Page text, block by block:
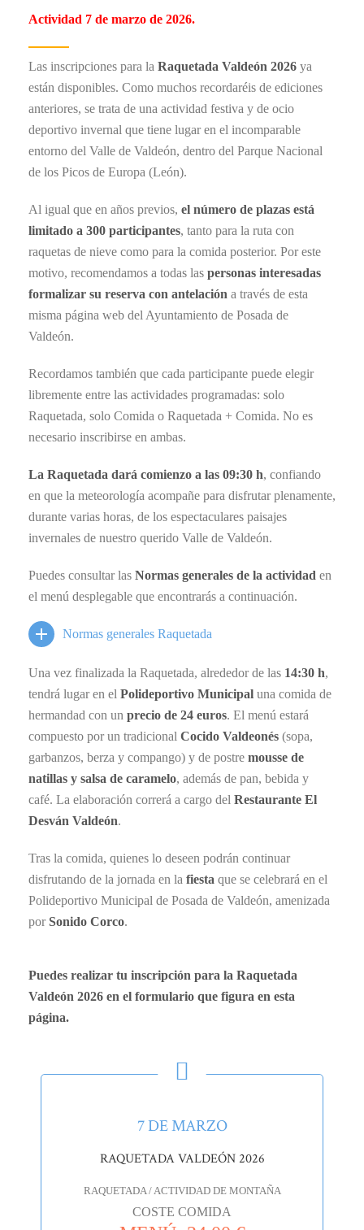
Actividad 7 de marzo de 2026.
Las inscripciones para la Raquetada Valdeón 2026 ya
están disponibles. Como muchos recordaréis de ediciones
anteriores, se trata de una actividad festiva y de ocio
deportivo invernal que tiene lugar en el incomparable
entorno del Valle de Valdeón, dentro del Parque Nacional
de los Picos de Europa (León).
Al igual que en años previos, el número de plazas está
limitado a 300 participantes, tanto para la ruta con
raquetas de nieve como para la comida posterior. Por este
motivo, recomendamos a todas las personas interesadas
formalizar su reserva con antelación a través de esta
misma página web del Ayuntamiento de Posada de
Valdeón.
Recordamos también que cada participante puede elegir
libremente entre las actividades programadas: solo
Raquetada, solo Comida o Raquetada + Comida. No es
necesario inscribirse en ambas.
La Raquetada dará comienzo a las 09:30 h, confiando
en que la meteorología acompañe para disfrutar plenamente,
durante varias horas, de los espectaculares paisajes
invernales de nuestro querido Valle de Valdeón.
Puedes consultar las Normas generales de la actividad en
el menú desplegable que encontrarás a continuación.
Normas generales Raquetada
Una vez finalizada la Raquetada, alrededor de las 14:30 h,
tendrá lugar en el Polideportivo Municipal una comida de
hermandad con un precio de 24 euros. El menú estará
compuesto por un tradicional Cocido Valdeonés (sopa,
garbanzos, berza y compango) y de postre mousse de
natillas y salsa de caramelo, además de pan, bebida y
café. La elaboración correrá a cargo del Restaurante El
Desván Valdeón.
Tras la comida, quienes lo deseen podrán continuar
disfrutando de la jornada en la fiesta que se celebrará en el
Polideportivo Municipal de Posada de Valdeón, amenizada
porSonido Corco.
Puedes realizar tu inscripción para la Raquetada
Valdeón 2026 en el formulario que figura en esta
página.
7 DE MARZO
RAQUETADA VALDEÓN 2026
RAQUETADA / ACTIVIDAD DE MONTAÑA
COSTE COMIDA